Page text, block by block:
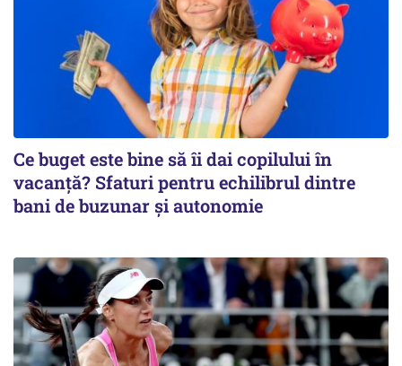
Ce buget este bine să îi dai copilului în
vacanță? Sfaturi pentru echilibrul dintre
bani de buzunar și autonomie